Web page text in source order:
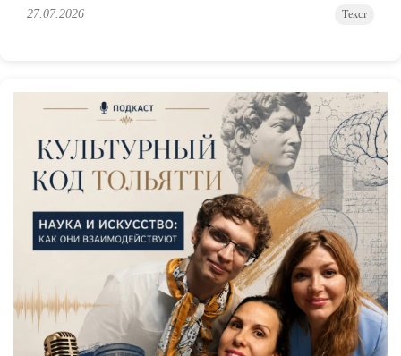
27.07.2026 Текст